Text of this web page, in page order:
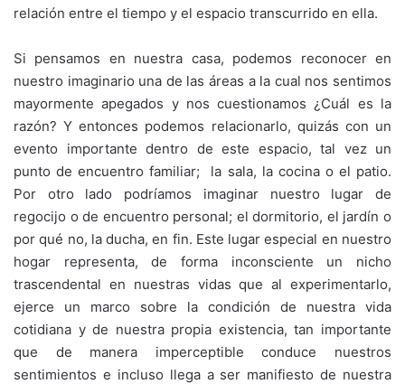
relación entre el tiempo y el espacio transcurrido en ella.
Si pensamos en nuestra casa, podemos reconocer en
nuestro imaginario una de las áreas a la cual nos sentimos
mayormente apegados y nos cuestionamos ¿Cuál es la
razón? Y entonces podemos relacionarlo, quizás con un
evento importante dentro de este espacio, tal vez un
punto de encuentro familiar; la sala, la cocina o el patio.
Por otro lado podríamos imaginar nuestro lugar de
regocijo o de encuentro personal; el dormitorio, el jardín o
por qué no, la ducha, en fin. Este lugar especial en nuestro
hogar representa, de forma inconsciente un nicho
trascendental en nuestras vidas que al experimentarlo,
ejerce un marco sobre la condición de nuestra vida
cotidiana y de nuestra propia existencia, tan importante
que de manera imperceptible conduce nuestros
sentimientos e incluso llega a ser manifiesto de nuestra